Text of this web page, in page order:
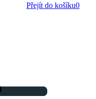
Přejít do košíku0